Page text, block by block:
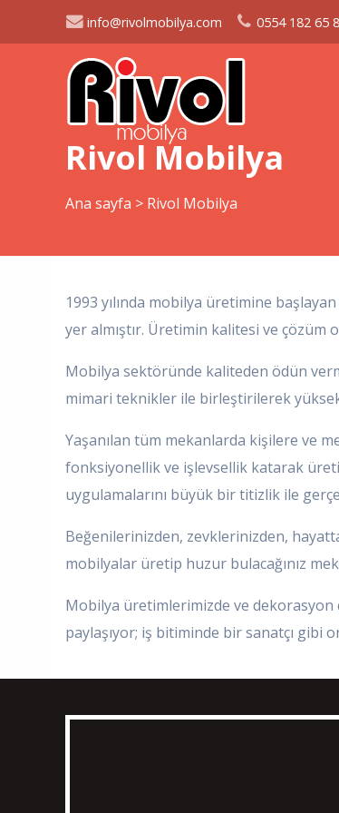
info@rivolmobilya.com 0554 182 65
Rivol Mobilya
Ana sayfa > Rivol Mobilya
1993 yılında mobilya üretimine
yer almıştır. Üretimin kalitesi ve çözüm
Mobilya sektöründe kaliteden ödün
mimari teknikler ile birleştirilerek
Yaşanılan tüm mekanlarda kişilere ve
fonksiyonellik ve işlevsellik katarak
uygulamalarını büyük bir titizlik ile
Beğenilerinizden, zevklerinizden,
mobilyalar üretip huzur bulacağınız
Mobilya üretimlerimizde ve dekorasyon
paylaşıyor; iş bitiminde bir sanatçı gibi